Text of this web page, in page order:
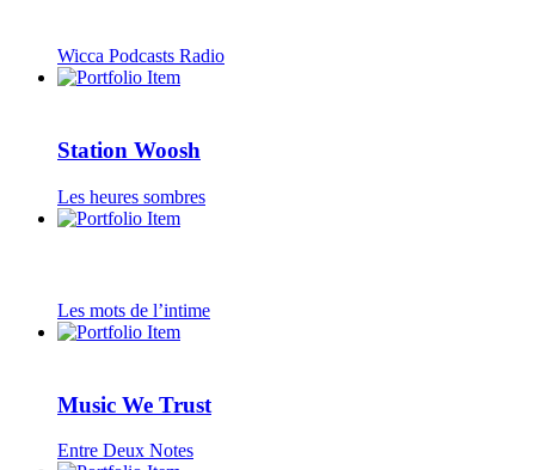
Wicca Podcasts Radio
Station Woosh
Les heures sombres
Les mots de l’intime
Music We Trust
Entre Deux Notes